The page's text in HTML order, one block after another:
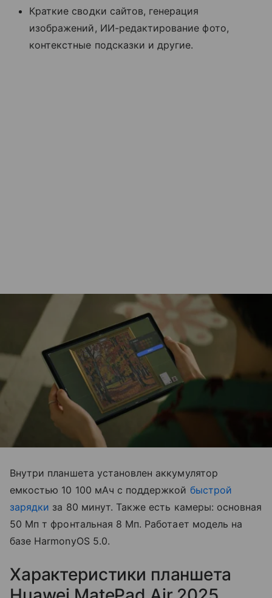
Краткие сводки сайтов, генерация
изображений, ИИ-редактирование фото,
контекстные подсказки и другие.
Внутри планшета установлен аккумулятор
емкостью 10 100 мАч с поддержкой быстрой
зарядки за 80 минут. Также есть камеры: основная
50 Мп т фронтальная 8 Мп. Работает модель на
базе HarmonyOS 5.0.
Характеристики планшета